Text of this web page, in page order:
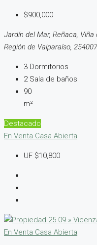
$900,000
Jardín del Mar, Reñaca,
Región de Valparaíso,
3 Dormitorios
2 Sala de baños
90
m²
Destacado
En Venta Casa Abierta
UF $10,800
En Venta Casa Abierta